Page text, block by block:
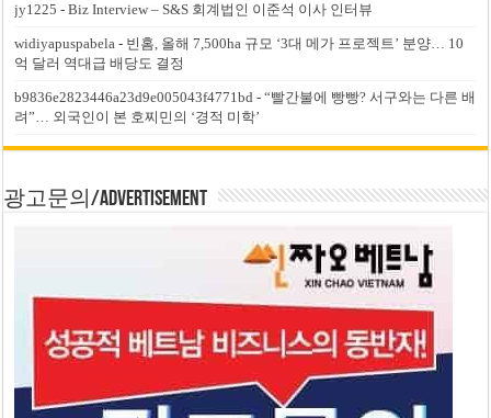
jy1225 -Biz Interview – S&S 회계법인 이준석 이사 인터뷰
widiyapuspabela - 빈홈, 올해 7,500ha 규모 ‘3대 메가 프로젝트’ 분양… 10
억 달러 역대급 배당도 결정
b9836e2823446a23d9e005043f4771bd -“빨간불에 빵빵? 서구와는 다른 배
려”… 외국인이 본 호찌민의 ‘경적 미학’
광고문의/Advertisement